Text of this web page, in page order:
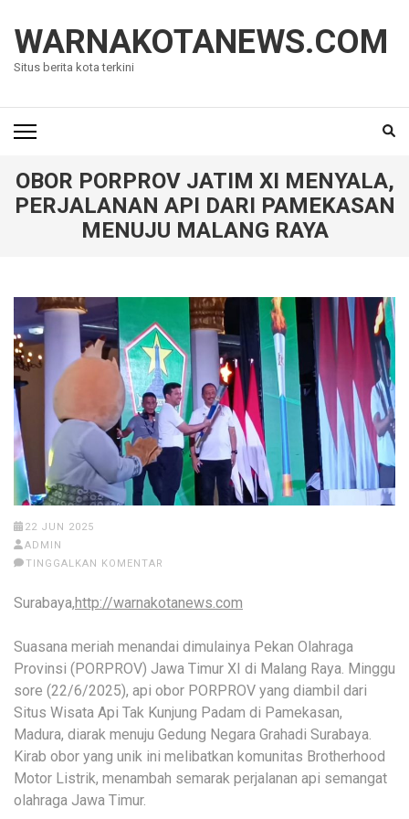
konten
(Tekan
WARNAKOTANEWS.COM
Situs berita kota terkini
OBOR PORPROV JATIM XI MENYALA,
PERJALANAN API DARI PAMEKASAN
MENUJU MALANG RAYA
22 JUN 2025
ADMIN
TINGGALKAN KOMENTAR
Surabaya,http://warnakotanews.com
Suasana meriah menandai dimulainya Pekan Olahraga
Provinsi (PORPROV) Jawa Timur XI di Malang Raya. Minggu
sore (22/6/2025), api obor PORPROV yang diambil dari
Situs Wisata Api Tak Kunjung Padam di Pamekasan,
Madura, diarak menuju Gedung Negara Grahadi Surabaya.
Kirab obor yang unik ini melibatkan komunitas Brotherhood
Motor Listrik, menambah semarak perjalanan api semangat
olahraga Jawa Timur.